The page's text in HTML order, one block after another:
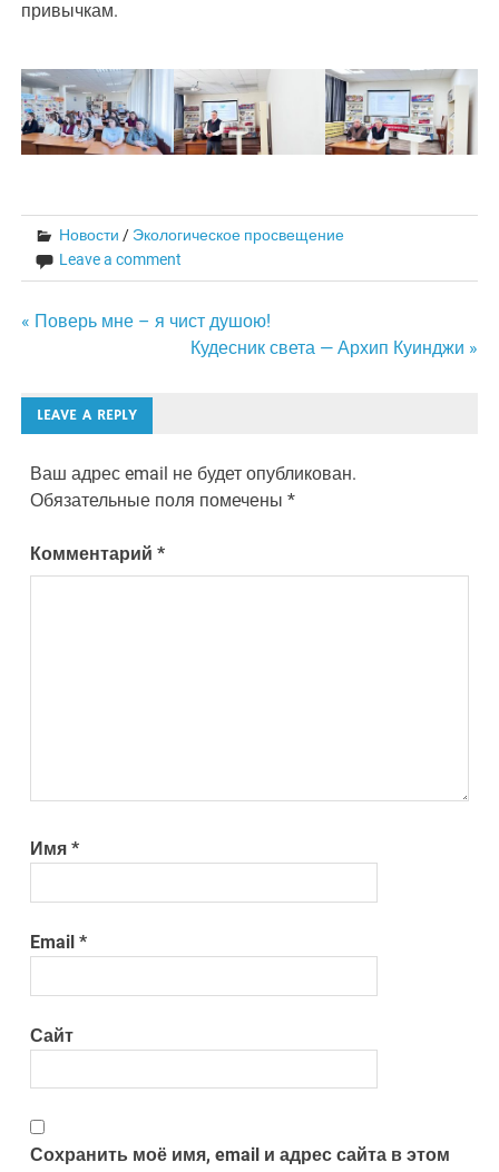
привычкам.
Новости / Экологическое просвещение
Leave a comment
Навигация
записям
« Поверь мне – я чист душою!
Кудесник света — Архип Куинджи »
LEAVE A REPLY
Ваш адрес email не будет опубликован.
Обязательные поля помечены*
Комментарий*
Имя*
Email*
Сайт
Сохранить моё имя, email и адрес сайта в этом